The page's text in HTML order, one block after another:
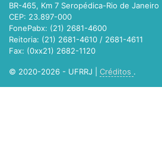
BR-465, Km 7 Seropédica-Rio de Janeiro
CEP: 23.897-000
FonePabx: (21) 2681-4600
Reitoria: (21) 2681-4610 / 2681-4611
Fax: (0xx21) 2682-1120
© 2020-2026 - UFRRJ | Créditos .